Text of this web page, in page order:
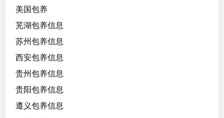
美国包养
芜湖包养信息
苏州包养信息
西安包养信息
贵州包养信息
贵阳包养信息
遵义包养信息